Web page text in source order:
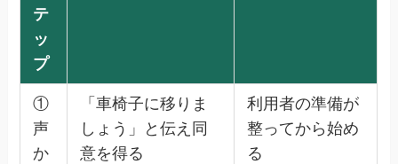
テ
ッ
プ
①
声
か
「車椅子に移りま
しょう」と伝え同
意を得る
利用者の準備が
整ってから始め
る